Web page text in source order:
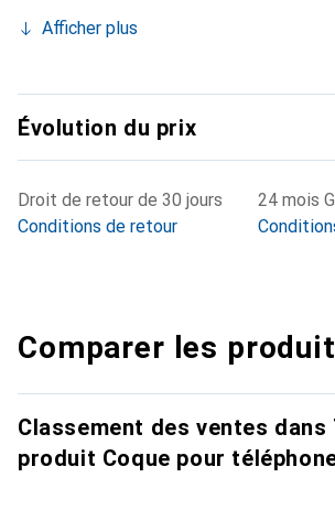
Afficher plus
Évolution du prix
Droit de retour de 30 jours
Conditions de retour
24 mois
Comparer les
Classement des ventes dans
produit Coque pour